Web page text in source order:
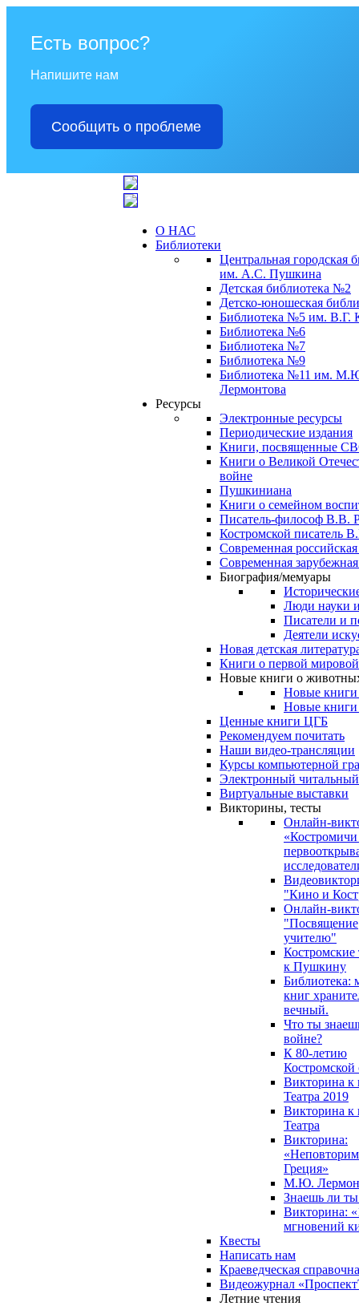
Есть вопрос?
Напишите нам
Сообщить о проблеме
О НАС
Библиотеки
Центральная городская
им. А.С. Пушкина
Детская библиотека №2
Детско-юношеская
Библиотека №5 им. В.Г.
Библиотека №6
Библиотека №7
Библиотека №9
Библиотека №11 им.
Лермонтова
Ресурсы
Электронные ресурсы
Периодические издания
Книги, посвященные
Книги о Великой
войне
Пушкиниана
Книги о семейном
Писатель-философ В.В.
Костромской писатель
Современная российская
Современная
Биография/мемуары
Люди науки
Писатели и
Деятели
Новая детская
Книги о первой
Новые книги о
Новые книги
Новые книги
Ценные книги ЦГБ
Рекомендуем почитать
Наши видео-трансляции
Курсы компьютерной
Электронный читальный
Виртуальные выставки
Викторины, тесты
Онлайн-
"Кино и
Онлайн-
"Посвящение
учителю"
к Пушкину
Библиотека:
книг
вечный.
Что ты
войне?
К 80-летию
Костромской
Викторина к
Театра 2019
Викторина к
Театра
Викторина:
Греция»
М.Ю.
Знаешь ли
Викторина:
мгновений
Квесты
Написать нам
Краеведческая
Видеожурнал
Летние чтения